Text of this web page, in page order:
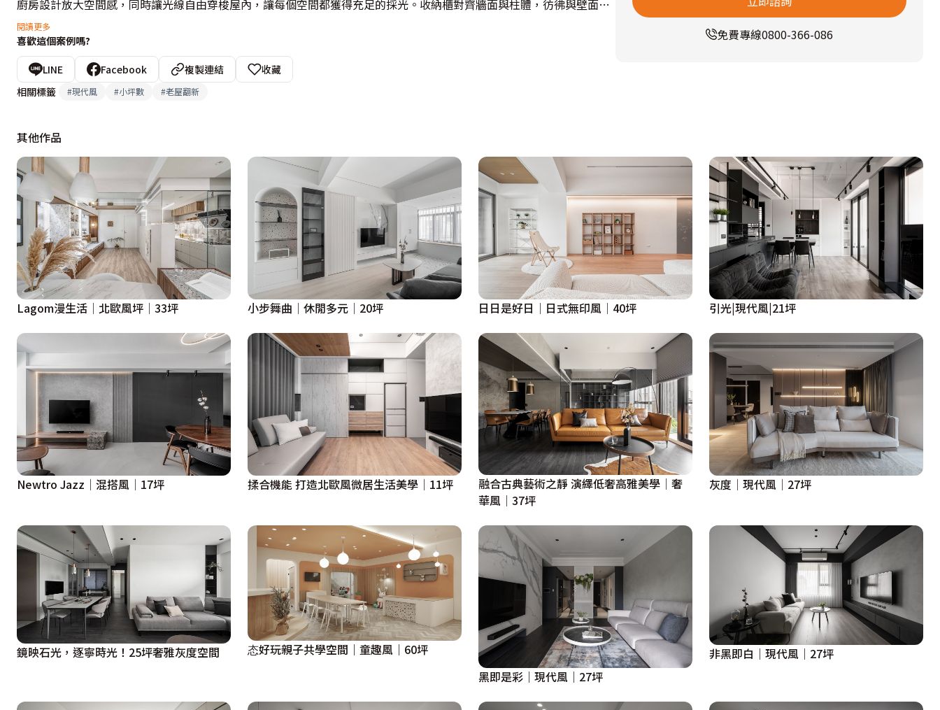
廚房設計放大空間感，同時讓光線自由穿梭屋內，讓每個空間都獲得充足的採光。收納櫃對齊牆面與柱體，彷彿與壁面融
合一體，空間更顯通透整潔。
設計概念文字為【HATCH合砌設計有限公司】提供
閱讀更多
喜歡這個案例嗎?
LINE Facebook 複製連結
收藏
相關標籤
#現代風 #小坪數 #老屋翻新
免費專線0800-366-086
其他作品
Lagom漫生活│北歐風坪│33坪 小步舞曲│休閒多元│20坪 日日是好日│日式無印風│40坪 引光|現代風|21坪
Newtro Jazz│混搭風│17坪 揉合機能 打造北歐風微居生活美學│11坪
融合古典藝術之靜 演繹低奢高雅美學│奢
華風│37坪
灰度│現代風│27坪
鏡映石光，逐寧時光！25坪奢雅灰度空間
态好玩親子共學空間｜童趣風｜60坪
黑即是彩｜現代風｜27坪
非黑即白｜現代風｜27坪